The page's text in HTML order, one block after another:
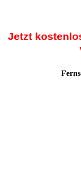
Jetzt